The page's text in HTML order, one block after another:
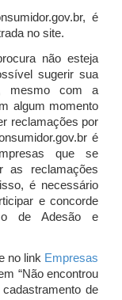
é
no site.
não esteja
sugerir sua
mesmo com a
algum momento
reclamações por
é
que se
as reclamações
é necessário
e concorde
de Adesão e
no link Empresas
“Não encontrou
de